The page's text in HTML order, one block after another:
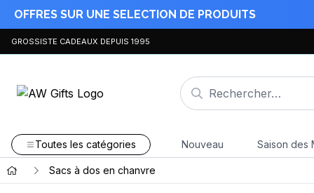
OFFRES SUR UNE SELECTION DE PRODUITS
GROSSISTE CADEAUX DEPUIS 1995
Toutes les catégories Nouveau Saison des
Sacs à dos en chanvre